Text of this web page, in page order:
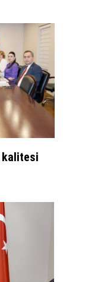
kalitesi